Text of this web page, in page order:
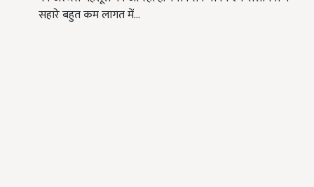
सहारे बहुत कम लागत में…